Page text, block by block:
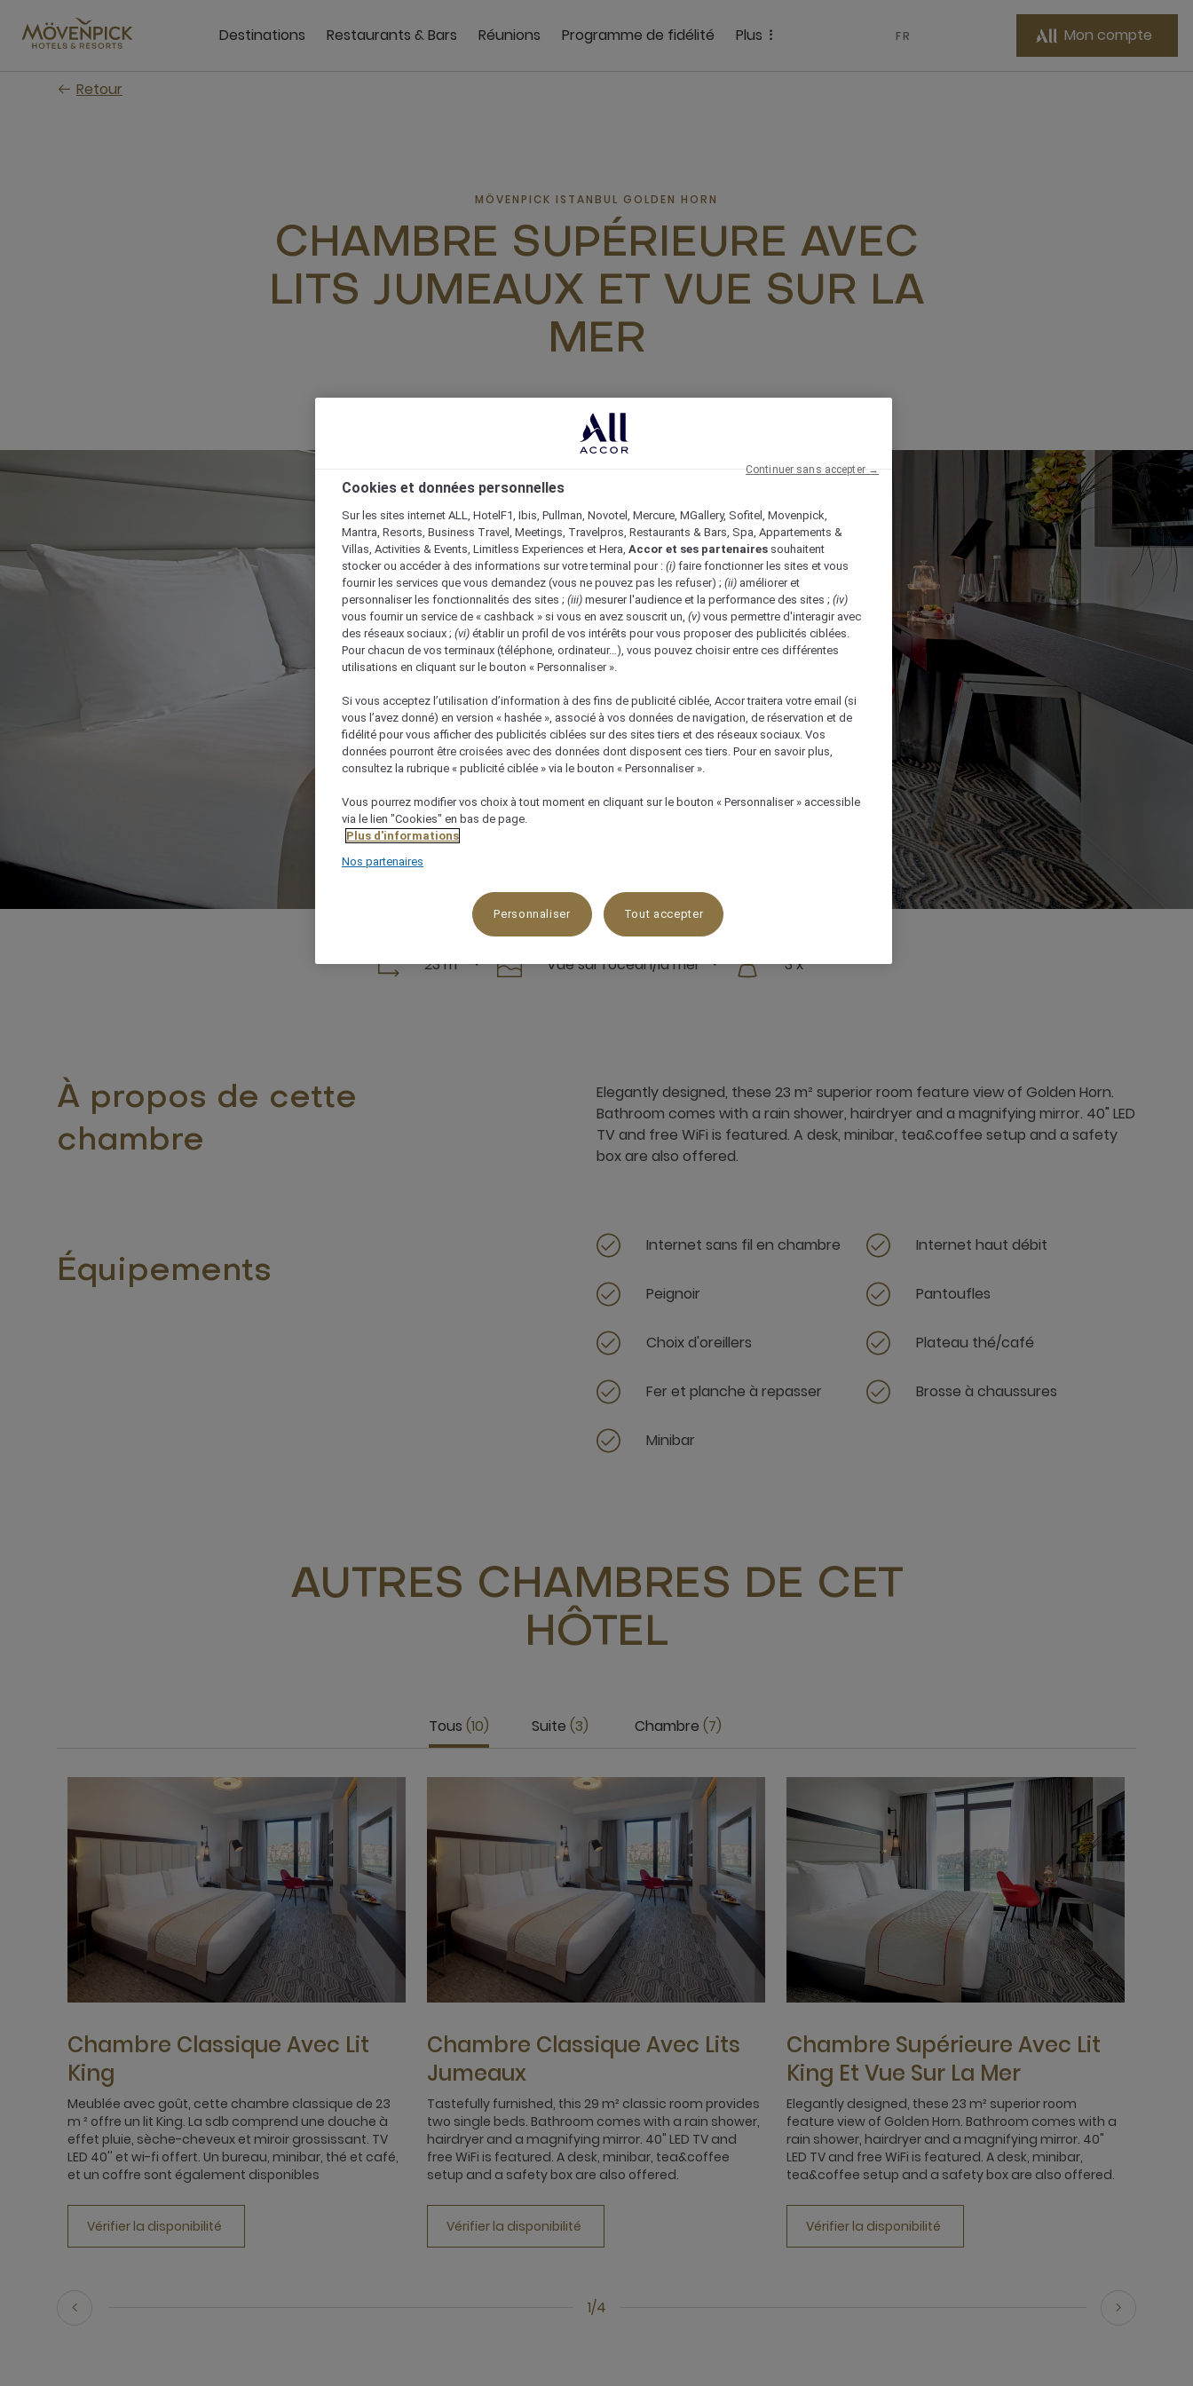
contenu
Destinations Restaurants & Bars Réunions Programme de fidélité Plus FR Mon compte
Retour
MÖVENPICK ISTANBUL GOLDEN HORN
CHAMBRE SUPÉRIEURE AVEC
LITS JUMEAUX ET VUE SUR LA
MER
23 m² Vue sur l'océan/la mer 3 x
À propos de cette
chambre
Elegantly designed, these 23 m² superior room feature view of Golden Horn.
Bathroom comes with a rain shower, hairdryer and a magnifying mirror. 40" LED
TV and free WiFi is featured. A desk, minibar, tea&coffee setup and a safety
box are also offered.
Équipements
Internet sans fil en chambre Internet haut débit
Peignoir Pantoufles
Choix d'oreillers Plateau thé/café
Fer et planche à repasser Brosse à chaussures
Minibar
AUTRES CHAMBRES DE CET
HÔTEL
Tous 10 Suite 3 Chambre 7
1/4
Chambre Classique Avec Lit
King
Meublée avec goût, cette chambre classique de 23
m ² offre un lit King. La sdb comprend une douche à
effet pluie, sèche-cheveux et miroir grossissant. TV
LED 40'' et wi-fi offert. Un bureau, minibar, thé et café,
et un coffre sont également disponibles
Vérifier la disponibilité
Chambre Classique Avec Lits
Jumeaux
Tastefully furnished, this 29 m² classic room provides
two single beds. Bathroom comes with a rain shower,
hairdryer and a magnifying mirror. 40" LED TV and
free WiFi is featured. A desk, minibar, tea&coffee
setup and a safety box are also offered.
Vérifier la disponibilité
Chambre Supérieure Avec Lit
King Et Vue Sur La Mer
Elegantly designed, these 23 m² superior room
feature view of Golden Horn. Bathroom comes with a
rain shower, hairdryer and a magnifying mirror. 40"
LED TV and free WiFi is featured. A desk, minibar,
tea&coffee setup and a safety box are also offered.
Vérifier la disponibilité
Cookies et données personnelles
Sur les sites internet ALL, HotelF1, Ibis, Pullman, Novotel, Mercure, MGallery, Sofitel, Movenpick,
Mantra, Resorts, Business Travel, Meetings, Travelpros, Restaurants & Bars, Spa, Appartements &
Villas, Activities & Events, Limitless Experiences et Hera, Accor et ses partenaires souhaitent
stocker ou accéder à des informations sur votre terminal pour : (i) faire fonctionner les sites et vous
fournir les services que vous demandez (vous ne pouvez pas les refuser) ; (ii) améliorer et
personnaliser les fonctionnalités des sites ; (iii) mesurer l'audience et la performance des sites ; (iv)
vous fournir un service de « cashback » si vous en avez souscrit un, (v) vous permettre d'interagir avec
des réseaux sociaux ; (vi) établir un profil de vos intérêts pour vous proposer des publicités ciblées.
Pour chacun de vos terminaux (téléphone, ordinateur…), vous pouvez choisir entre ces différentes
utilisations en cliquant sur le bouton « Personnaliser ».
Si vous acceptez l’utilisation d’information à des fins de publicité ciblée, Accor traitera votre email (si
vous l’avez donné) en version « hashée », associé à vos données de navigation, de réservation et de
fidélité pour vous afficher des publicités ciblées sur des sites tiers et des réseaux sociaux. Vos
données pourront être croisées avec des données dont disposent ces tiers. Pour en savoir plus,
consultez la rubrique « publicité ciblée » via le bouton « Personnaliser ».
Vous pourrez modifier vos choix à tout moment en cliquant sur le bouton « Personnaliser » accessible
via le lien "Cookies" en bas de page.
Plus d'informations
Nos partenaires
Personnaliser Tout accepter
Continuer sans accepter →